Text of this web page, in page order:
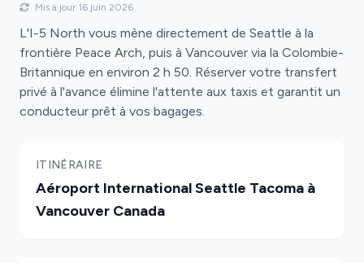
Mis à jour 16 juin 2026
L'I-5 North vous mène directement de Seattle à la
frontière Peace Arch, puis à Vancouver via la Colombie-
Britannique en environ 2 h 50. Réserver votre transfert
privé à l'avance élimine l'attente aux taxis et garantit un
conducteur prêt à vos bagages.
ITINÉRAIRE
Aéroport International Seattle Tacoma à
Vancouver Canada